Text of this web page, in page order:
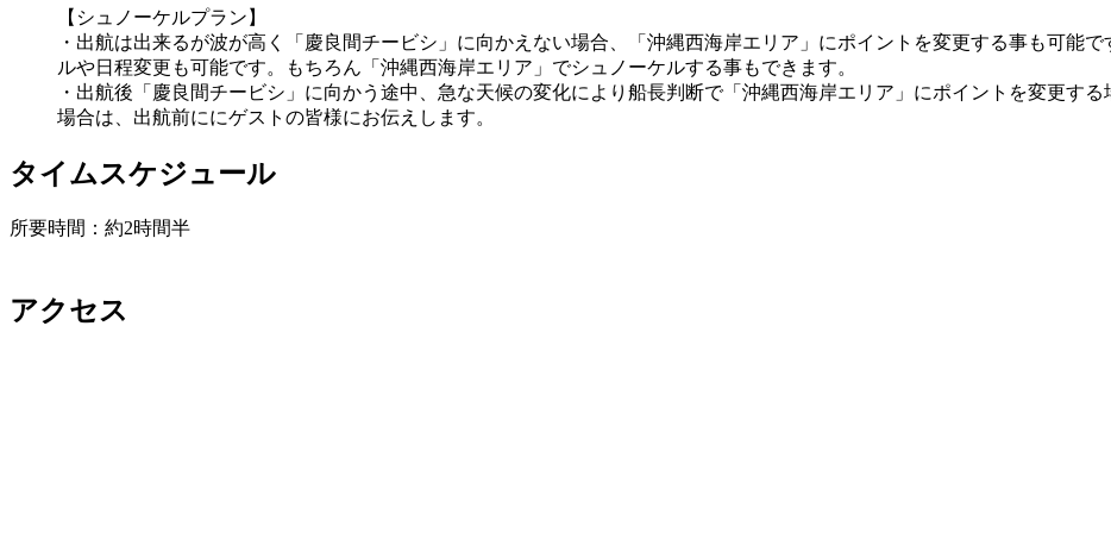
【シュノーケルプラン】
・出航は出来るが波が高く「慶良間チービシ」に向かえない場合、「沖縄西海岸エリア」にポイントを変更する事も可能
ルや日程変更も可能です。もちろん「沖縄西海岸エリア」でシュノーケルする事もできます。
・出航後「慶良間チービシ」に向かう途中、急な天候の変化により船長判断で「沖縄西海岸エリア」にポイントを変更す
場合は、出航前ににゲストの皆様にお伝えします。
タイムスケジュール
所要時間：約2時間半
アクセス